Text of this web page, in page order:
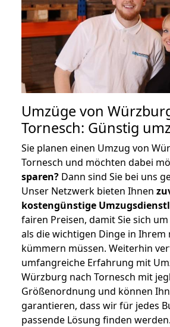
Umzüge von
Tornesch: Günstig
Sie planen einen Umzug von
Tornesch und möchten dabei
sparen? Dann sind Sie bei uns
Unser Netzwerk bieten Ihnen
kostengünstige
fairen Preisen, damit Sie sich
als die wichtigen Dinge in Ihrem
kümmern müssen. Weiterhin
umfangreiche Erfahrung mit
Würzburg nach Tornesch mit
Größenordnung und können
garantieren, dass wir für jedes
passende Lösung finden werden.